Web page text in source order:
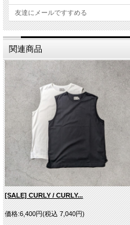
その他
～2cm程度の誤差を
■実寸平均値（ユニセックス仕様）
サイズ
2(S)
47cm
3(M)
4(L)
友達にメールですすめる
関連商品
[SALE] CURLY / CURLY...
価格:6,400円(税込 7,040円)